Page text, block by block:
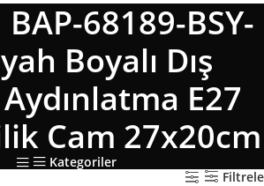
68189-BSY-
Boyalı Dış
E27
Cam 27x20cm
Kategoriler
Filtrele